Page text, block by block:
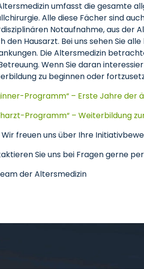
umfasst die gesamte
Alle diese Fächer sind
Notaufnahme, aus der
den Hausarzt. Bei uns sehen Sie
Die Altersmedizin
Wenn Sie daran
zu beginnen oder
Programm“ – Erste Jahre der
Programm“ – Weiterbildung
Wir freuen uns über Ihre
Sie uns bei Fragen gerne
der Altersmedizin